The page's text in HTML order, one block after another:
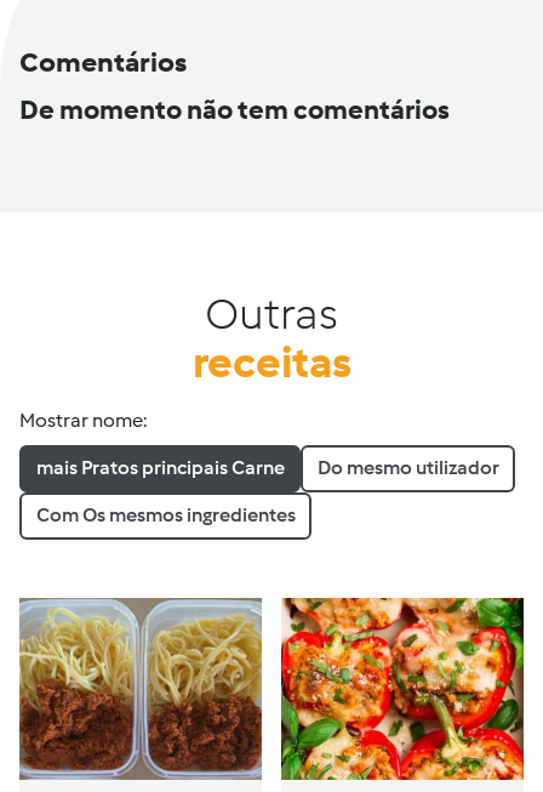
Comentários
De momento não tem comentários
Outras
receitas
Mostrar nome:
mais Pratos principais Carne Do mesmo utilizador
Com Os mesmos ingredientes